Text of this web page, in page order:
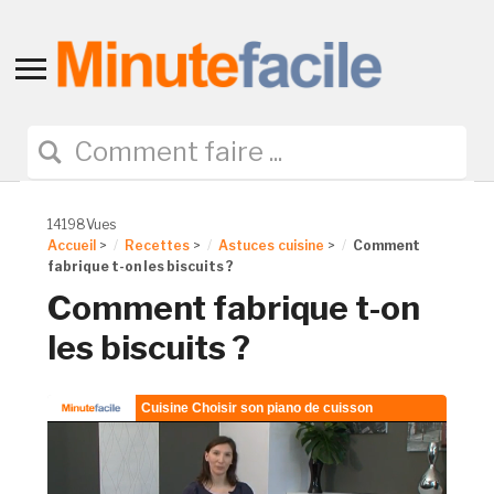
Toggle
navigation
14198Vues
Accueil > Recettes > Astuces cuisine >
Comment
fabrique t-on les biscuits ?
Comment fabrique t-on
les biscuits ?